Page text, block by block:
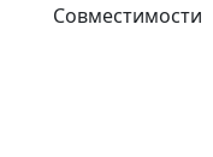
Совместимости